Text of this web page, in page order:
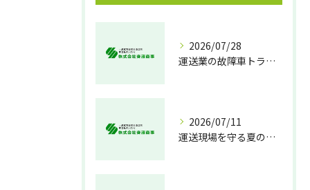
2026/07/28
運送業の故障車トラブル即時対処法
2026/07/11
運送現場を守る夏の熱中症対策